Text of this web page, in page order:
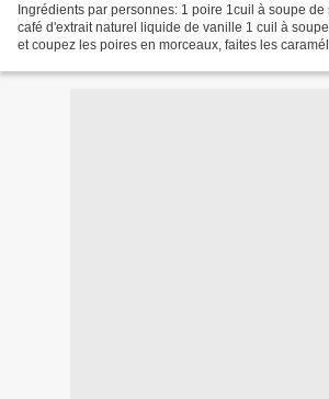
Ingrédients par personnes: 1 poire 1cuil à soupe
café d'extrait naturel liquide de vanille 1 cuil à
et coupez les poires en morceaux, faites les